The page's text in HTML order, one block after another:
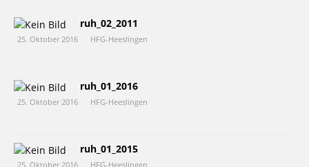
ruh_02_2011
25. Oktober 2016 HFG-Heeslingen
ruh_01_2016
25. Oktober 2016 HFG-Heeslingen
ruh_01_2015
25. Oktober 2016 HFG-Heeslingen